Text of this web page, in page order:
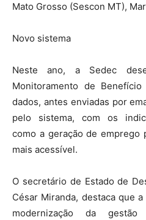
Mato Grosso (Sescon MT),
Novo sistema
Neste ano, a Sedec
Monitoramento de
dados, antes enviadas por
pelo sistema, com os
como a geração de emprego
mais acessível.
O secretário de Estado de
César Miranda, destaca que
modernização da